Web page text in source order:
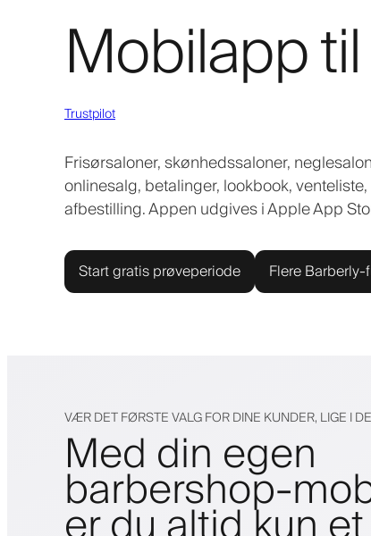
Mobilapp
Trustpilot
Frisørsaloner, skønhedssaloner,
onlinesalg, betalinger, lookbook,
afbestilling. Appen udgives i Apple App
Start gratis prøveperiode Flere
VÆR DET FØRSTE VALG FOR DINE KUNDER, LIGE I
Med din egen
barbershop-